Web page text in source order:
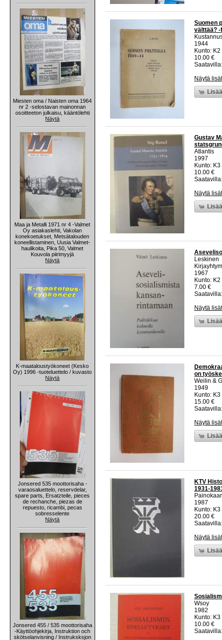
Miesten oma / Naisten oma 1964
nr 2 -selostavan mainonnan
osoitteeton julkaisu, kääntölehti
Näytä
Maa ja Metalli 1971 nr 4 -Valmet
Oy asiakaslehti, Vakolan
konekoetukset, Metsätalouden
koneellistaminen, Uusia Valmet-
haulikoita, Pika 50, Valmet
Kouvola piirimyyjä
Näytä
K-maataloustyökoneet (Kesko
Oy) 1996 -tuoteluettelo / kuvasto
Näytä
Jonsered 535 moottorisaha -
varaosaluettelo, reservdelar,
spare parts, Ersatzteile, pieces
de rechanche, piezas de
repuesto, ricambi, pecas
sobresselente
Näytä
Jonsered 455 / 535 moottorisaha
-Käyttöohjekirja, Instruktion och
skötselanvisning / Instruksksjon
Suomen
välttää? -
1944
Kunto:
10.00 €
Näytä
Gustav
Atlantis
1997
Kunto:
10.00 €
Näytä
Leskinen
1967
Kunto:
7.00 €
Näytä
on
Weilin &
1949
Kunto:
15.00 €
Näytä
KTV
1931-
1987
Kunto:
20.00 €
Näytä
Wsoy
1982
Kunto:
10.00 €